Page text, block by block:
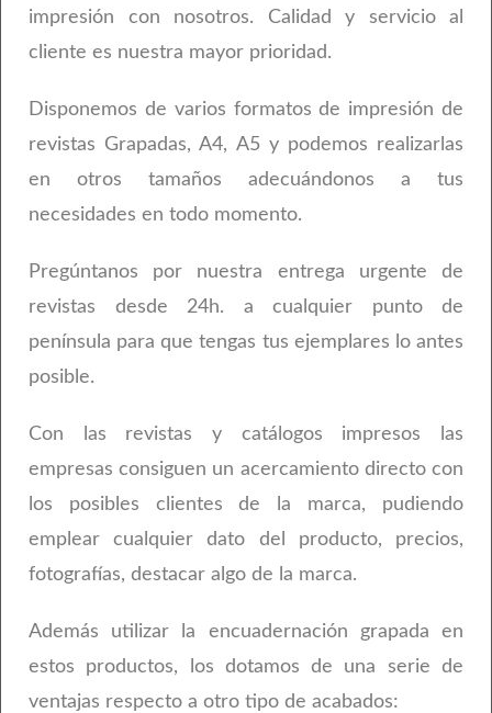
impresión con nosotros. Calidad y servicio al
cliente es nuestra mayor prioridad.
Disponemos de varios formatos de impresión de
revistas Grapadas, A4, A5 y podemos realizarlas
en otros tamaños adecuándonos a tus
necesidades en todo momento.
Pregúntanos por nuestra entrega urgente de
revistas desde 24h. a cualquier punto de
península para que tengas tus ejemplares lo antes
posible.
Con las revistas y catálogos impresos las
empresas consiguen un acercamiento directo con
los posibles clientes de la marca, pudiendo
emplear cualquier dato del producto, precios,
fotografías, destacar algo de la marca.
Además utilizar la encuadernación grapada en
estos productos, los dotamos de una serie de
ventajas respecto a otro tipo de acabados: